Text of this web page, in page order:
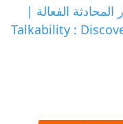
الفعالة |
Talkability :